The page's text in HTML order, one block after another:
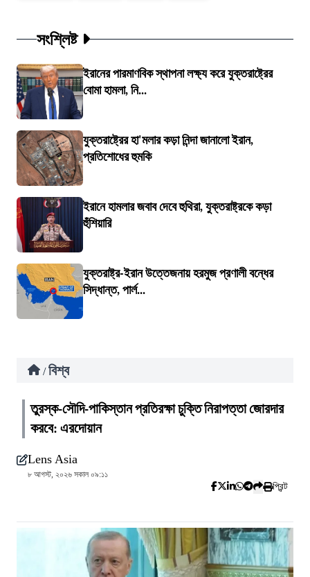
সংশ্লিষ্ট
ইরানের পারমাণবিক স্থাপনা লক্ষ্য করে যুক্তরাষ্ট্রের
বোমা হামলা, নি...
যুক্তরাষ্ট্রের হা'মলার কড়া নিন্দা জানালো ইরান,
প্রতিশোধের হুমকি
ইরানে হামলার জবাব দেবে হুথিরা, যুক্তরাষ্ট্রকে কড়া
হুঁশিয়ারি
যুক্তরাষ্ট্র-ইরান উত্তেজনায় হরমুজ প্রণালী বন্ধের
সিদ্ধান্ত, পার্ল...
/ বিশ্ব
তুরস্ক-সৌদি-পাকিস্তান প্রতিরক্ষা চুক্তি নিরাপত্তা জোরদার
করবে: এরদোয়ান
Lens Asia
৮ আগস্ট, ২০২৬ সকাল ০৯:১১
প্রিন্ট